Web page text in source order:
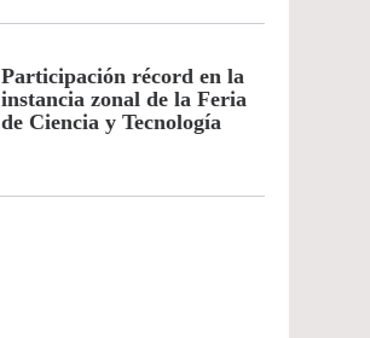
Participación récord en la
instancia zonal de la Feria
de Ciencia y Tecnología